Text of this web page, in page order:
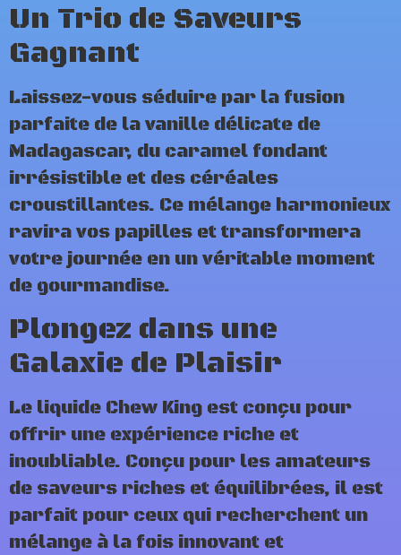
Un Trio de Saveurs
Gagnant
Laissez-vous séduire par la fusion
parfaite de la vanille délicate de
Madagascar, du caramel fondant
irrésistible et des céréales
croustillantes. Ce mélange harmonieux
ravira vos papilles et transformera
votre journée en un véritable moment
de gourmandise.
Plongez dans une
Galaxie de Plaisir
Le liquide Chew King est conçu pour
offrir une expérience riche et
inoubliable. Conçu pour les amateurs
de saveurs riches et équilibrées, il est
parfait pour ceux qui recherchent un
mélange à la fois innovant et